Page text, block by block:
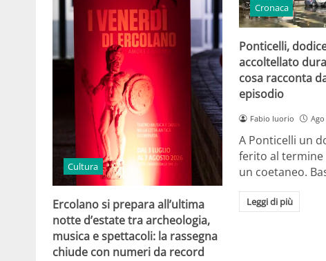
Cultura
Ercolano si prepara all’ultima
notte d’estate tra archeologia,
musica e spettacoli: la rassegna
chiude con numeri da record
Cronaca
Ponticelli,
accoltellato
cosa racconta
episodio
Fabio Iuorio Ago
A Ponticelli un
ferito al termine
un coetaneo.
Leggi di più